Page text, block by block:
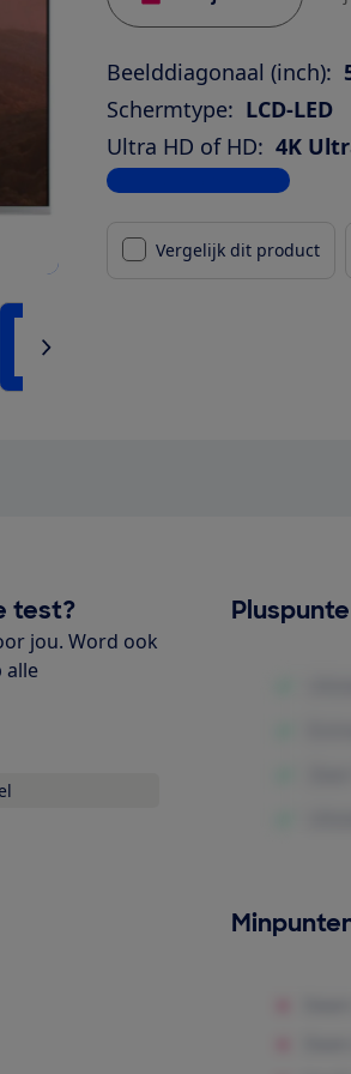
Beelddiagonaal (inch):
Schermtype: LCD-LED
Ultra HD of HD: 4K
Bekijk alle specificaties
Vergelijk dit product
test?
jou. Word ook
alle